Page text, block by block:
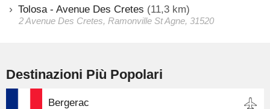
Tolosa - Avenue Des Cretes (11,3 km)
2 Avenue Des Cretes, Ramonville St Agne, 31520
Destinazioni Più Popolari
Bergerac